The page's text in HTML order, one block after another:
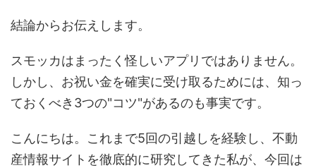
結論からお伝えします。
スモッカはまったく怪しいアプリではありません。
しかし、お祝い金を確実に受け取るためには、知っ
ておくべき3つの"コツ"があるのも事実です。
こんにちは。これまで5回の引越しを経験し、不動
産情報サイトを徹底的に研究してきた私が、今回は